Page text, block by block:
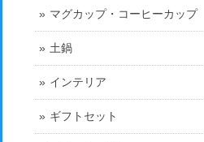
マグカップ・コーヒーカップ
土鍋
インテリア
ギフトセット